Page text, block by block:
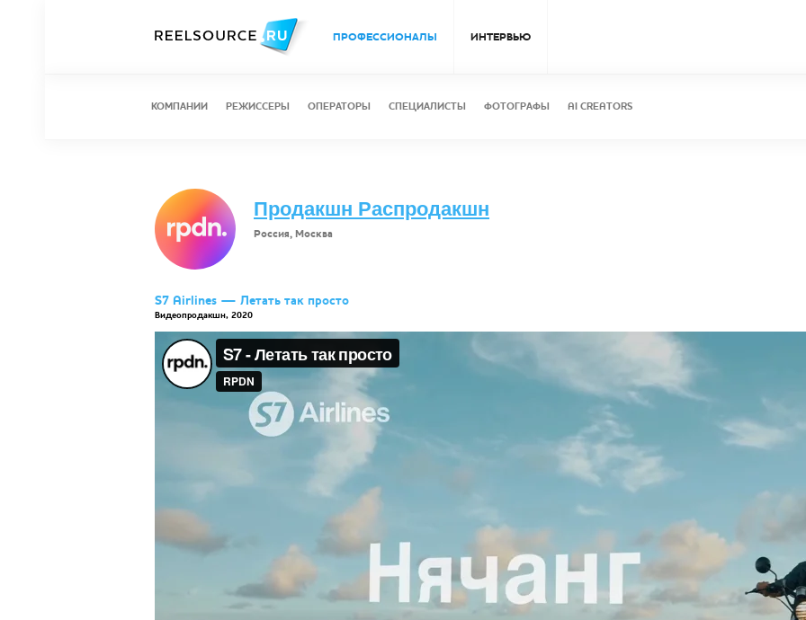
ПРОФЕССИОНАЛЫ ИНТЕРВЬЮ
КОМПАНИИ РЕЖИССЕРЫ ОПЕРАТОРЫ СПЕЦИАЛИСТЫ ФОТОГРАФЫ AI CREATORS
Продакшн Распродакшн
Россия, Москва
S7 Airlines — Летать так просто
Видеопродакшн, 2020